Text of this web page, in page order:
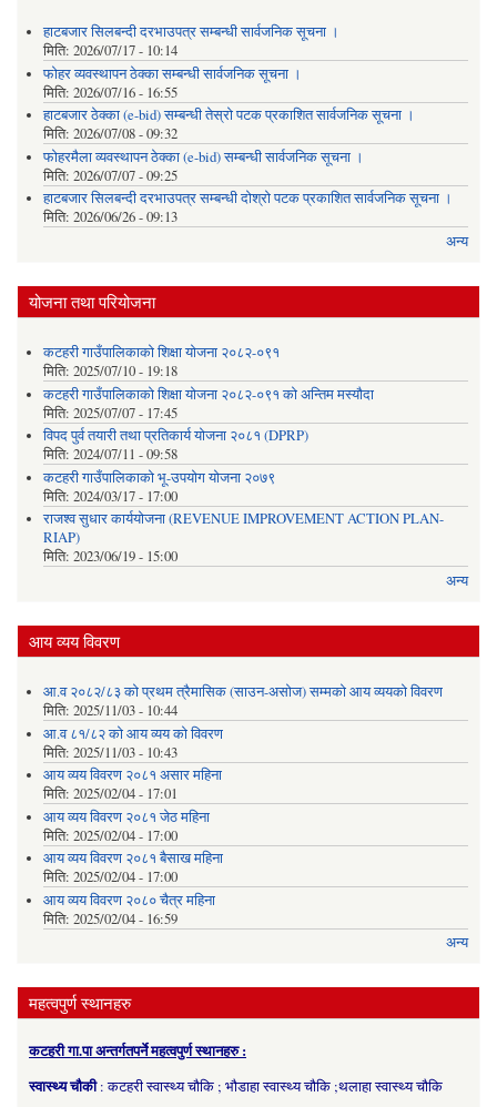
हाटबजार सिलबन्दी दरभाउपत्र सम्बन्धी सार्वजनिक सूचना ।
मिति: 2026/07/17 - 10:14
फोहर व्यवस्थापन ठेक्का सम्बन्धी सार्वजनिक सूचना ।
मिति: 2026/07/16 - 16:55
हाटबजार ठेक्का (e-bid) सम्बन्धी तेस्रो पटक प्रकाशित सार्वजनिक सूचना ।
मिति: 2026/07/08 - 09:32
फोहरमैला व्यवस्थापन ठेक्का (e-bid) सम्बन्धी सार्वजनिक सूचना ।
मिति: 2026/07/07 - 09:25
हाटबजार सिलबन्दी दरभाउपत्र सम्बन्धी दोश्रो पटक प्रकाशित सार्वजनिक सूचना ।
मिति: 2026/06/26 - 09:13
अन्य
योजना तथा परियोजना
कटहरी गाउँपालिकाको शिक्षा योजना २०८२-०९१
मिति: 2025/07/10 - 19:18
कटहरी गाउँपालिकाको शिक्षा योजना २०८२-०९१ को अन्तिम मस्यौदा
मिति: 2025/07/07 - 17:45
विपद पुर्व तयारी तथा प्रतिकार्य योजना २०८१ (DPRP)
मिति: 2024/07/11 - 09:58
कटहरी गाउँपालिकाको भू-उपयोग योजना २०७९
मिति: 2024/03/17 - 17:00
राजश्व सुधार कार्ययोजना (REVENUE IMPROVEMENT ACTION PLAN-
RIAP)
मिति: 2023/06/19 - 15:00
अन्य
आय व्यय विवरण
आ.व २०८२/८३ को प्रथम त्रैमासिक (साउन-असोज) सम्मको आय व्ययको विवरण
मिति: 2025/11/03 - 10:44
आ.व ८१/८२ को आय व्यय को विवरण
मिति: 2025/11/03 - 10:43
आय व्यय विवरण २०८१ असार महिना
मिति: 2025/02/04 - 17:01
आय व्यय विवरण २०८१ जेठ महिना
मिति: 2025/02/04 - 17:00
आय व्यय विवरण २०८१ बैसाख महिना
मिति: 2025/02/04 - 17:00
आय व्यय विवरण २०८० चैत्र महिना
मिति: 2025/02/04 - 16:59
अन्य
महत्वपुर्ण स्थानहरु
कटहरी गा.पा अन्तर्गतपर्ने महत्वपुर्ण स्थानहरु :
स्वास्थ्य चौकी: कटहरी स्वास्थ्य चौकि ; भौडाहा स्वास्थ्य चौकि ;थलाहा स्वास्थ्य चौकि